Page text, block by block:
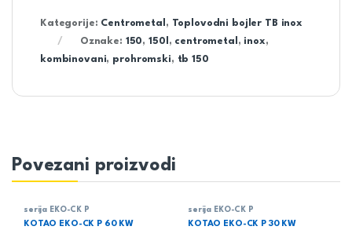
Kategorije: Centrometal , Toplovodni bojler TB inox
Oznake: 150,150l , centrometal , inox,
kombinovani, prohromski, tb 150
Povezani proizvodi
serija EKO-CK P
KOTAO EKO-CK P 60 KW
serija EKO-CK P
KOTAO EKO-CK P 30 KW